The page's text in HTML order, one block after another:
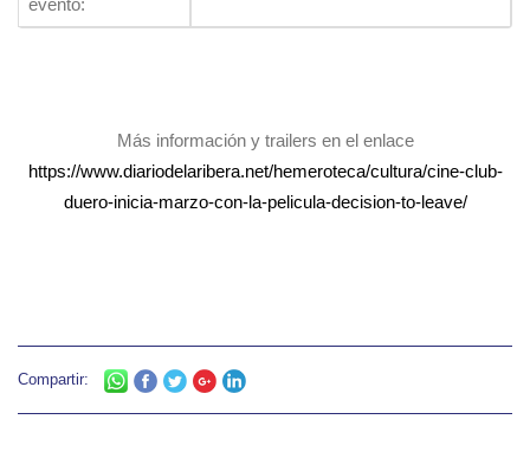
evento:
Más información y trailers en el enlace
https://www.diariodelaribera.net/hemeroteca/cultura/cine-club-
duero-inicia-marzo-con-la-pelicula-decision-to-leave/
Compartir: